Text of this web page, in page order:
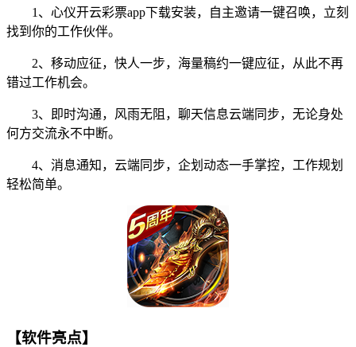
1、心仪开云彩票app下载安装，自主邀请一键召唤，立刻
找到你的工作伙伴。
2、移动应征，快人一步，海量稿约一键应征，从此不再
错过工作机会。
3、即时沟通，风雨无阻，聊天信息云端同步，无论身处
何方交流永不中断。
4、消息通知，云端同步，企划动态一手掌控，工作规划
轻松简单。
【软件亮点】